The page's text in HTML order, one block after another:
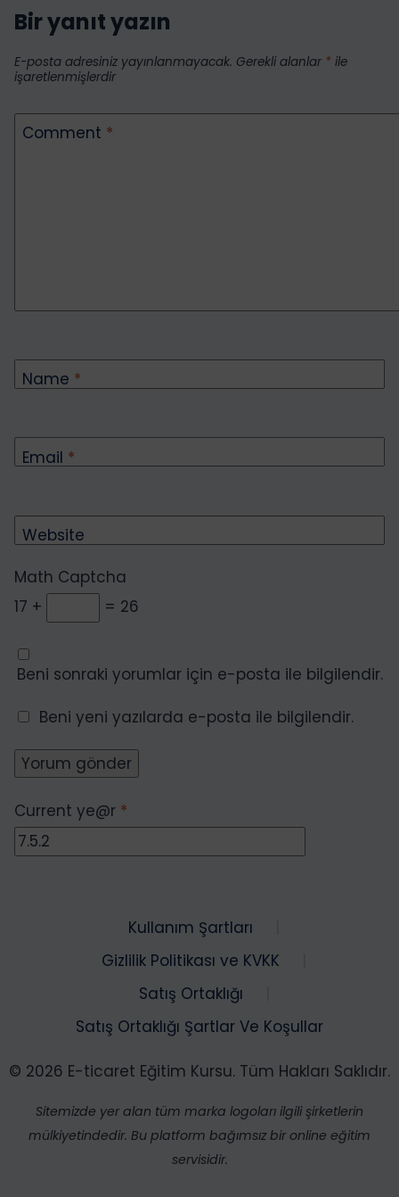
Bir yanıt yazın
E-posta adresiniz yayınlanmayacak. Gerekli alanlar * ile
işaretlenmişlerdir
Comment *
Name *
Email *
Website
Math Captcha
17 +
= 26
Beni sonraki yorumlar için e-posta ile bilgilendir.
Beni yeni yazılarda e-posta ile bilgilendir.
Current ye@r *
Kullanım Şartları
Gizlilik Politikası ve KVKK
Satış Ortaklığı
Satış Ortaklığı Şartlar Ve Koşullar
© 2026 E-ticaret Eğitim Kursu. Tüm Hakları Saklıdır.
Sitemizde yer alan tüm marka logoları ilgili şirketlerin
mülkiyetindedir. Bu platform bağımsız bir online eğitim
servisidir.